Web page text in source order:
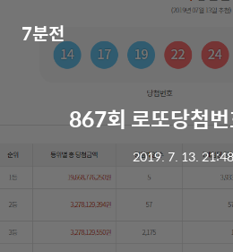
7분전
867회 로또당첨
2019. 7. 13. 21:48